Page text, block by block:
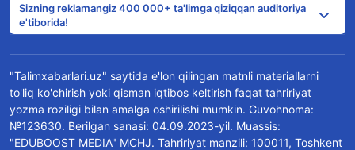
Sizning reklamangiz 400 000+ ta'limga qiziqqan auditoriya
e'tiborida!
"Talimxabarlari.uz" saytida e'lon qilingan matnli materiallarni
to'liq ko'chirish yoki qisman iqtibos keltirish faqat tahririyat
yozma roziligi bilan amalga oshirilishi mumkin. Guvohnoma:
№123630. Berilgan sanasi: 04.09.2023-yil. Muassis:
"EDUBOOST MEDIA" MCHJ. Tahririyat manzili: 100011, Toshkent